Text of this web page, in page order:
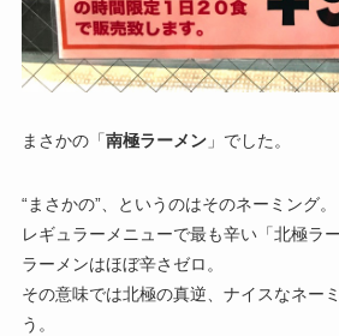
まさかの「南極ラーメン」でした。
“まさかの”、というのはそのネーミング。
レギュラーメニューで最も辛い「北極ラ
ラーメンはほぼ辛さゼロ。
その意味では北極の真逆、ナイスなネー
う。